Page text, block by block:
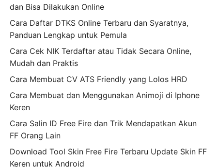
dan Bisa Dilakukan Online
Cara Daftar DTKS Online Terbaru dan Syaratnya,
Panduan Lengkap untuk Pemula
Cara Cek NIK Terdaftar atau Tidak Secara Online,
Mudah dan Praktis
Cara Membuat CV ATS Friendly yang Lolos HRD
Cara Membuat dan Menggunakan Animoji di Iphone
Keren
Cara Salin ID Free Fire dan Trik Mendapatkan Akun
FF Orang Lain
Download Tool Skin Free Fire Terbaru Update Skin FF
Keren untuk Android